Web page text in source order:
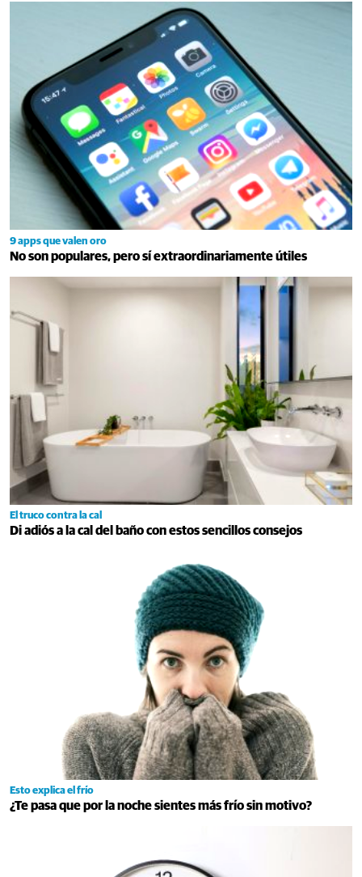
9 apps que valen oro
No son populares, pero sí extraordinariamente útiles
El truco contra la cal
Di adiós a la cal del baño con estos sencillos consejos
Esto explica el frío
¿Te pasa que por la noche sientes más frío sin motivo?